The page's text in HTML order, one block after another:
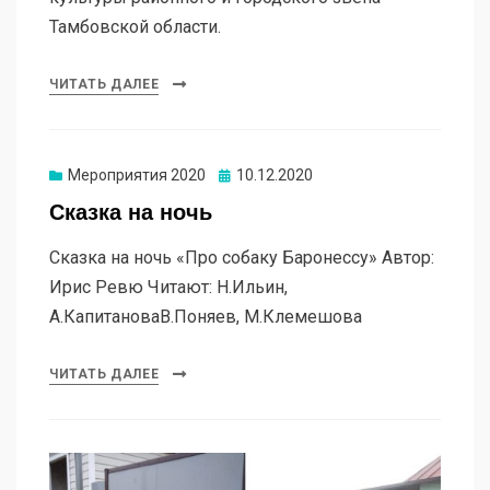
Тамбовской области.
ЧИТАТЬ ДАЛЕЕ
Мероприятия 2020 10.12.2020
Сказка на ночь
Сказка на ночь «Про собаку Баронессу» Автор:
Ирис Ревю Читают: Н.Ильин,
А.КапитановаВ.Поняев, М.Клемешова
ЧИТАТЬ ДАЛЕЕ